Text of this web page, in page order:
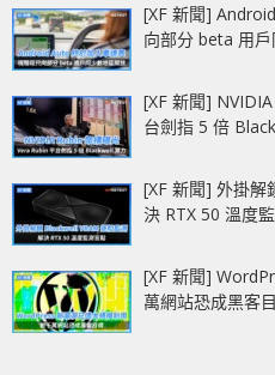
[XF 新聞]
向部分 beta 用
[XF 新聞]
台劍指 5 倍
[XF 新聞] 外掛
決 RTX 50 溫度
[XF 新聞]
萬網站恐成黑客